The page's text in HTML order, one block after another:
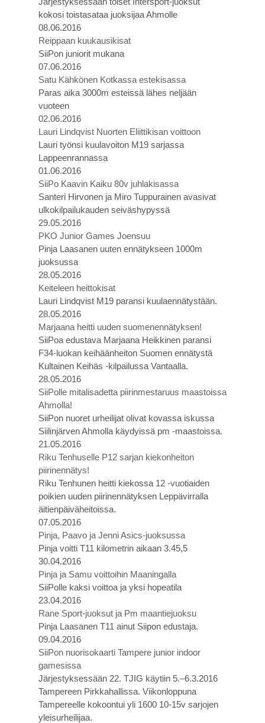
kokosi toistasataa juoksijaa Ahmolle
08.06.2016
Reippaan kuukausikisat
SiiPon juniorit mukana
07.06.2016
Satu Kähkönen Kotkassa estekisassa
Paras aika 3000m esteissä lähes neljään
vuoteen
02.06.2016
Lauri Lindqvist Nuorten Eliittikisan voittoon
Lauri työnsi kuulavoiton M19 sarjassa
Lappeenrannassa
01.06.2016
SiiPo Kaavin Kaiku 80v juhlakisassa
Santeri Hirvonen ja Miro Tuppurainen avasivat
ulkokilpailukauden seiväshypyssä
29.05.2016
PKO Junior Games Joensuu
Pinja Laasanen uuten ennätykseen 1000m
juoksussa
28.05.2016
Keiteleen heittokisat
Lauri Lindqvist M19 paransi kuulaennätystään.
28.05.2016
Marjaana heitti uuden suomenennätyksen!
SiiPoa edustava Marjaana Heikkinen paransi
F34-luokan keihäänheiton Suomen ennätystä
Kultainen Keihäs -kilpailussa Vantaalla.
28.05.2016
SiiPolle mitalisadetta piirinmestaruus maastoissa
Ahmolla!
SiiPon nuoret urheilijat olivat kovassa iskussa
Siilinjärven Ahmolla käydyissä pm -maastoissa.
21.05.2016
Riku Tenhuselle P12 sarjan kiekonheiton
piirinennätys!
Riku Tenhunen heitti kiekossa 12 -vuotiaiden
poikien uuden piirinennätyksen Leppävirralla
äitienpäiväheitoissa.
07.05.2016
Pinja, Paavo ja Jenni Asics-juoksussa
Pinja voitti T11 kilometrin aikaan 3.45,5
30.04.2016
Pinja ja Samu voittoihin Maaningalla
SiiPolle kaksi voittoa ja yksi hopeatila
23.04.2016
Rane Sport-juoksut ja Pm maantiejuoksu
Pinja Laasanen T11 ainut Siipon edustaja.
09.04.2016
SiiPon nuorisokaarti Tampere junior indoor
gamesissa
Järjestyksessään 22. TJIG käytiin 5.–6.3.2016
Tampereen Pirkkahallissa. Viikonloppuna
Tampereelle kokoontui yli 1600 10-15v sarjojen
yleisurheilijaa.